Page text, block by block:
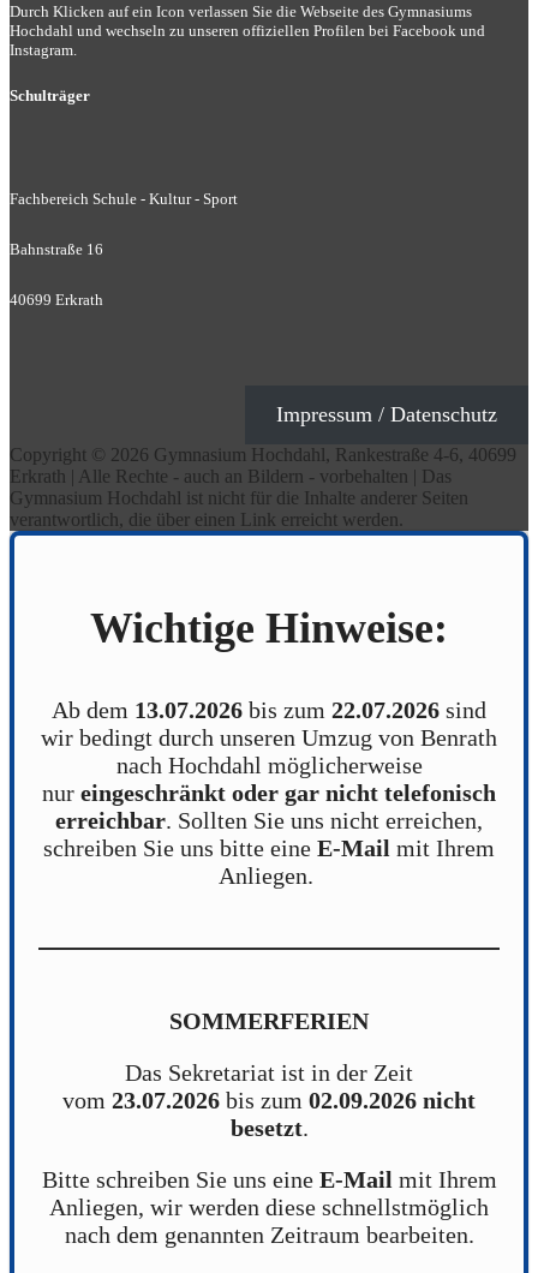
Durch Klicken auf ein Icon verlassen Sie die Webseite des Gymnasiums
Hochdahl und wechseln zu unseren offiziellen Profilen bei Facebook und
Instagram.
Schulträger
Fachbereich Schule - Kultur - Sport
Bahnstraße 16
40699 Erkrath
Impressum / Datenschutz
Copyright © 2026 Gymnasium Hochdahl, Rankestraße 4-6, 40699
Erkrath | Alle Rechte - auch an Bildern - vorbehalten | Das
Gymnasium Hochdahl ist nicht für die Inhalte anderer Seiten
verantwortlich, die über einen Link erreicht werden.
Wichtige Hinweise:
Ab dem 13.07.2026 bis zum 22.07.2026 sind
wir bedingt durch unseren Umzug von Benrath
nach Hochdahl möglicherweise
nur eingeschränkt oder gar nicht telefonisch
erreichbar. Sollten Sie uns nicht erreichen,
schreiben Sie uns bitte eine E-Mail mit Ihrem
Anliegen.
SOMMERFERIEN
Das Sekretariat ist in der Zeit
vom 23.07.2026 bis zum 02.09.2026 nicht
besetzt.
Bitte schreiben Sie uns eine E-Mail mit Ihrem
Anliegen, wir werden diese schnellstmöglich
nach dem genannten Zeitraum bearbeiten.